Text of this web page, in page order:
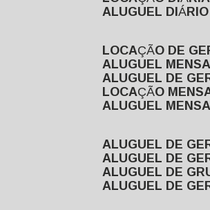
ALUGUEL
LOCAÇÃO DE
ALUGUEL
ALUGUEL DE
LOCAÇÃO
ALUGUEL
ALUGUEL DE
ALUGUEL DE
ALUGUEL DE
ALUGUEL DE